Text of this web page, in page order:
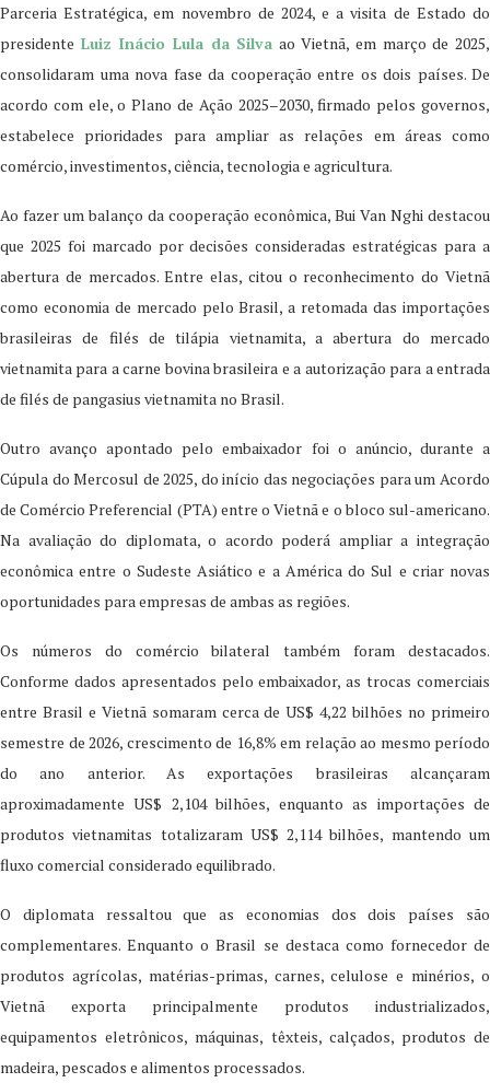
Parceria Estratégica, em novembro de 2024, e a visita de Estado do
presidente Luiz Inácio Lula da Silva ao Vietnã, em março de 2025,
consolidaram uma nova fase da cooperação entre os dois países. De
acordo com ele, o Plano de Ação 2025–2030, firmado pelos governos,
estabelece prioridades para ampliar as relações em áreas como
comércio, investimentos, ciência, tecnologia e agricultura.
Ao fazer um balanço da cooperação econômica, Bui Van Nghi destacou
que 2025 foi marcado por decisões consideradas estratégicas para a
abertura de mercados. Entre elas, citou o reconhecimento do Vietnã
como economia de mercado pelo Brasil, a retomada das importações
brasileiras de filés de tilápia vietnamita, a abertura do mercado
vietnamita para a carne bovina brasileira e a autorização para a entrada
de filés de pangasius vietnamita no Brasil.
Outro avanço apontado pelo embaixador foi o anúncio, durante a
Cúpula do Mercosul de 2025, do início das negociações para um Acordo
de Comércio Preferencial (PTA) entre o Vietnã e o bloco sul-americano.
Na avaliação do diplomata, o acordo poderá ampliar a integração
econômica entre o Sudeste Asiático e a América do Sul e criar novas
oportunidades para empresas de ambas as regiões.
Os números do comércio bilateral também foram destacados.
Conforme dados apresentados pelo embaixador, as trocas comerciais
entre Brasil e Vietnã somaram cerca de US$ 4,22 bilhões no primeiro
semestre de 2026, crescimento de 16,8% em relação ao mesmo período
do ano anterior. As exportações brasileiras alcançaram
aproximadamente US$ 2,104 bilhões, enquanto as importações de
produtos vietnamitas totalizaram US$ 2,114 bilhões, mantendo um
fluxo comercial considerado equilibrado.
O diplomata ressaltou que as economias dos dois países são
complementares. Enquanto o Brasil se destaca como fornecedor de
produtos agrícolas, matérias-primas, carnes, celulose e minérios, o
Vietnã exporta principalmente produtos industrializados,
equipamentos eletrônicos, máquinas, têxteis, calçados, produtos de
madeira, pescados e alimentos processados.